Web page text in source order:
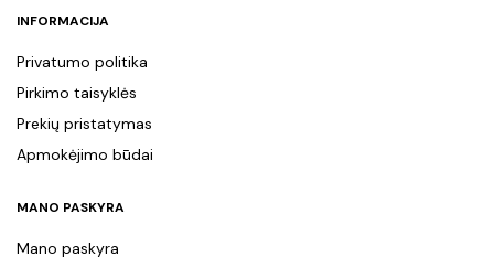
INFORMACIJA
Privatumo politika
Pirkimo taisyklės
Prekių pristatymas
Apmokėjimo būdai
MANO PASKYRA
Mano paskyra